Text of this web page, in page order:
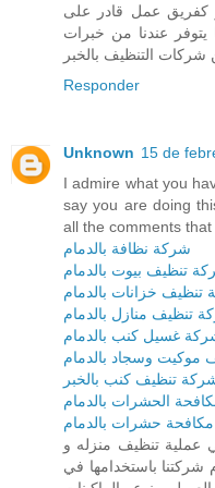
كفريق عمل قادر على
يتوفر عندنا من خبرات
شركات التنظيف بالخبر
Responder
Unknown 15 de
I admire what you
say you are doing
all the comments
شركة نظافة بالدمام
تنظيف بيوت بالدمام
تنظيف خزانات بالدمام
تنظيف منازل بالدمام
غسيل كنب بالدمام
موكيت وسجاد بالدمام
تنظيف كنب بالخبر
الحشرات بالدمام
حشرات بالدمام
عملية تنظيف منزله و
شركتنا باستخدامها في